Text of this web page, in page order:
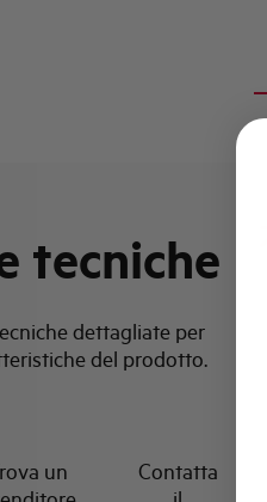
tecniche
dettagliate per
del prodotto.
un
Contatta